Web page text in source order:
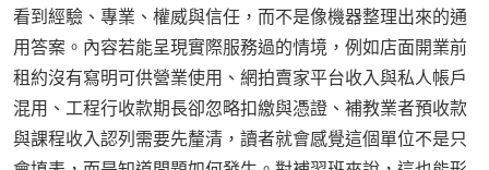
看到經驗、專業、權威與信任，而不是像機器整理出來的通
用答案。內容若能呈現實際服務過的情境，例如店面開業前
租約沒有寫明可供營業使用、網拍賣家平台收入與私人帳戶
混用、工程行收款期長卻忽略扣繳與憑證、補教業者預收款
與課程收入認列需要先釐清，讀者就會感覺這個單位不是只